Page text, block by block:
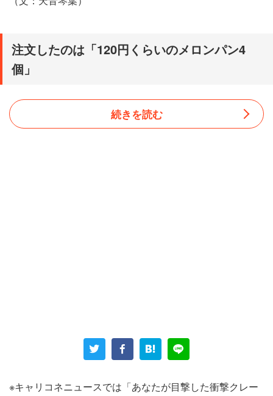
注文したのは「120円くらいのメロンパン4
個」
ニの店員からしたら、ちょっと面倒な仕事かもしれない。
ブルになったという。
続きを読む
※キャリコネニュースでは「あなたが目撃した衝撃クレー